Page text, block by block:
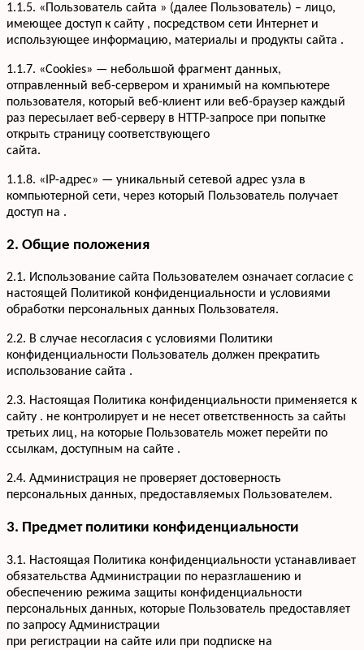
1.1.5. «Пользователь сайта » (далее Пользователь) – лицо,
имеющее доступ к сайту , посредством сети Интернет и
использующее информацию, материалы и продукты сайта .
1.1.7. «Cookies» — небольшой фрагмент данных,
отправленный веб-сервером и хранимый на компьютере
пользователя, который веб-клиент или веб-браузер каждый
раз пересылает веб-серверу в HTTP-запросе при попытке
открыть страницу соответствующего
сайта.
1.1.8. «IP-адрес» — уникальный сетевой адрес узла в
компьютерной сети, через который Пользователь получает
доступ на .
2. Общие положения
2.1. Использование сайта Пользователем означает согласие с
настоящей Политикой конфиденциальности и условиями
обработки персональных данных Пользователя.
2.2. В случае несогласия с условиями Политики
конфиденциальности Пользователь должен прекратить
использование сайта .
2.3. Настоящая Политика конфиденциальности применяется к
сайту . не контролирует и не несет ответственность за сайты
третьих лиц, на которые Пользователь может перейти по
ссылкам, доступным на сайте .
2.4. Администрация не проверяет достоверность
персональных данных, предоставляемых Пользователем.
3. Предмет политики конфиденциальности
3.1. Настоящая Политика конфиденциальности устанавливает
обязательства Администрации по неразглашению и
обеспечению режима защиты конфиденциальности
персональных данных, которые Пользователь предоставляет
по запросу Администрации
при регистрации на сайте или при подписке на